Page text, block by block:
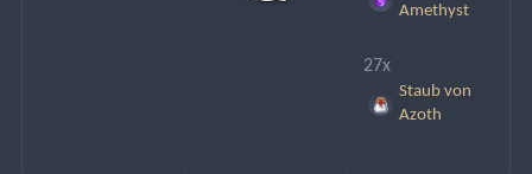
Amethyst
27x
Staub von
Azoth